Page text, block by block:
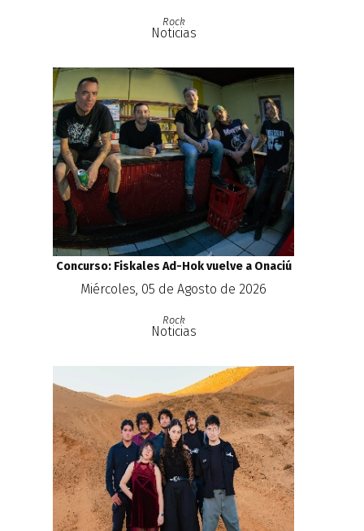
Rock
Noticias
Concurso: Fiskales Ad-Hok vuelve a Onaciú
Miércoles, 05 de Agosto de 2026
Rock
Noticias